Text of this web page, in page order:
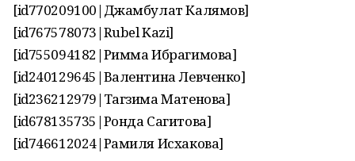
[id770209100|Джамбулат Калямов]
[id767578073|Rubel Kazi]
[id755094182|Римма Ибрагимова]
[id240129645|Валентина Левченко]
[id236212979|Тагзима Матенова]
[id678135735|Ронда Сагитова]
[id746612024|Рамиля Исхакова]